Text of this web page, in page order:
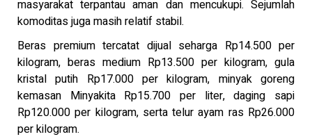
masyarakat terpantau aman dan mencukupi. Sejumlah
komoditas juga masih relatif stabil.
Beras premium tercatat dijual seharga Rp14.500 per
kilogram, beras medium Rp13.500 per kilogram, gula
kristal putih Rp17.000 per kilogram, minyak goreng
kemasan Minyakita Rp15.700 per liter, daging sapi
Rp120.000 per kilogram, serta telur ayam ras Rp26.000
per kilogram.